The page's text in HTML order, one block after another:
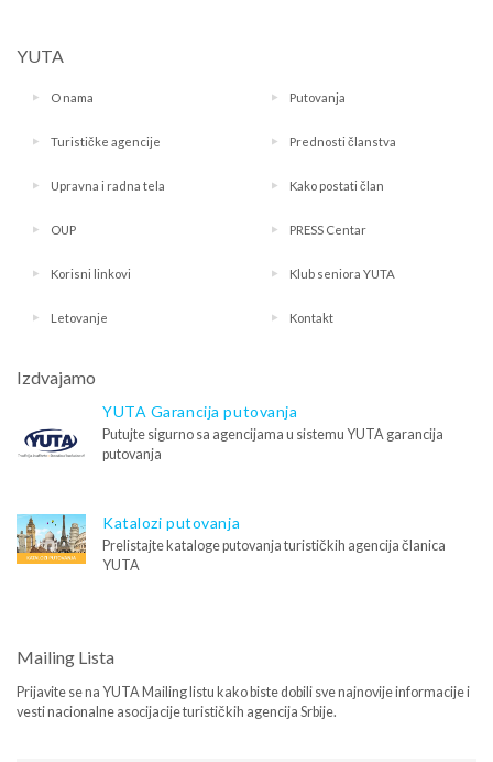
YUTA
O nama Putovanja
Turističke agencije Prednosti članstva
Upravna i radna tela Kako postati član
OUP PRESS Centar
Korisni linkovi Klub seniora YUTA
Letovanje Kontakt
Izdvajamo
YUTA Garancija putovanja
Putujte sigurno sa agencijama u sistemu YUTA garancija
putovanja
Katalozi putovanja
Prelistajte kataloge putovanja turističkih agencija članica
YUTA
Mailing Lista
Prijavite se na YUTA Mailing listu kako biste dobili sve najnovije informacije i
vesti nacionalne asocijacije turističkih agencija Srbije.